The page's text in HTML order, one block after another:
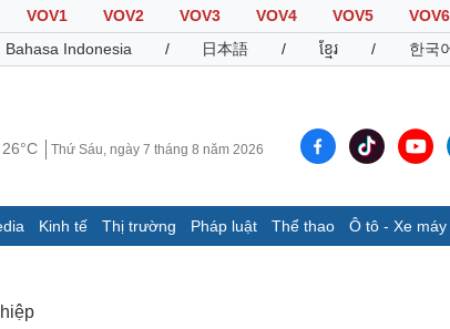
VOV1 VOV2 VOV3 VOV4 VOV5 VOV6
Bahasa Indonesia / 日本語 / ខ្មែរ / 한국
26°C Thứ Sáu, ngày 7 tháng 8 năm 2026
Kinh tế Thị trường Pháp luật Thể thao Ô tô - Xe máy